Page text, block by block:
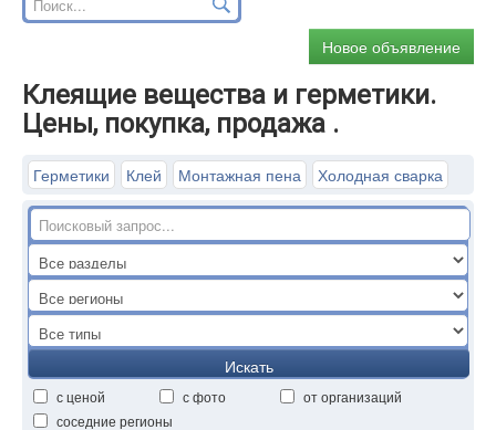
Новое объявление
Клеящие вещества и герметики.
Цены, покупка, продажа .
Герметики Клей Монтажная пена Холодная сварка
Искать
с ценой с фото
от организаций
соседние регионы